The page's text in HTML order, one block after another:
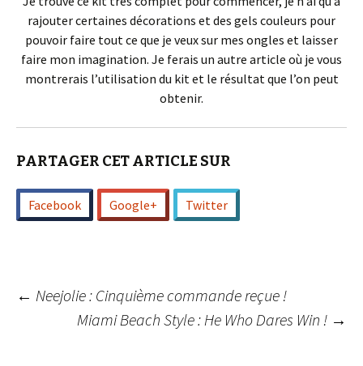
rajouter certaines décorations et des gels couleurs pour
pouvoir faire tout ce que je veux sur mes ongles et laisser
faire mon imagination. Je ferais un autre article où je vous
montrerais l’utilisation du kit et le résultat que l’on peut
obtenir.
PARTAGER CET ARTICLE SUR
Facebook Google+ Twitter
Navigation
← Neejolie : Cinquième commande reçue !
Miami Beach Style : He Who Dares Win ! →